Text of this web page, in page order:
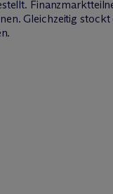
Gleichzeitig stockt